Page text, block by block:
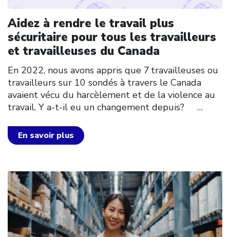
Aidez à rendre le travail plus
sécuritaire pour tous les travailleurs
et travailleuses du Canada
En 2022, nous avons appris que 7 travailleuses ou
travailleurs sur 10 sondés à travers le Canada
avaient vécu du harcèlement et de la violence au
travail. Y a-t-il eu un changement depuis?
…
En savoir plus
Click to open the link